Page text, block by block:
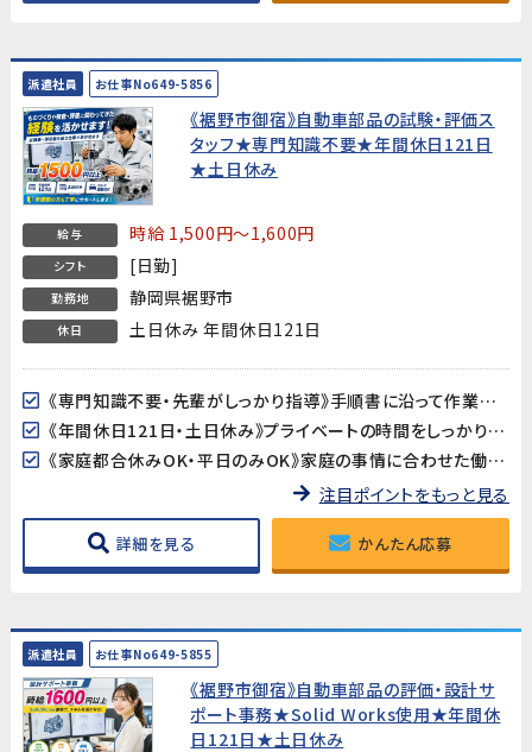
派遣社員 お仕事No649-5856
《裾野市御宿》自動車部品の試験・評価ス
タッフ★専門知識不要★年間休日121日
★土日休み
給与 時給 1,500円～1,600円
シフト [日勤]
勤務地 静岡県裾野市
休日 土日休み 年間休日121日
《専門知識不要・先輩がしっかり指導》手順書に沿って作業を進めるため、自動車業界が未経験の方も安心してスタートできます。
《年間休日121日・土日休み》プライベートの時間をしっかり確保できる環境です。
《家庭都合休みOK・平日のみOK》家庭の事情に合わせた働き方の相談が可能です。
注目ポイントをもっと見る
詳細を見る かんたん応募
派遣社員 お仕事No649-5855
《裾野市御宿》自動車部品の評価・設計サ
ポート事務★Solid Works使用★年間休
日121日★土日休み